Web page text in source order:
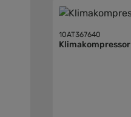
10AT367640
Klimakompressor